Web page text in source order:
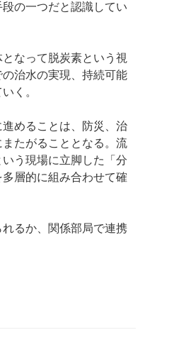
の一つだと認識してい
なって脱炭素という視
治水の実現、持続可能
く。
めることは、防災、治
たがることとなる。流
う現場に立脚した「分
層的に組み合わせて確
るか、関係部局で連携